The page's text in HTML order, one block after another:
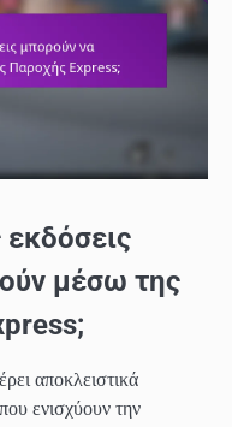
εκδόσεις
μέσω της
αποκλειστικά
ενισχύουν την